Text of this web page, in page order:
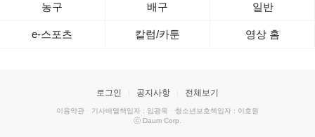
농구 배구 일반
e-스포츠 칼럼/카툰 영상 홈
로그인 공지사항 전체보기
이용약관 · 기사배열책임자 : 임광욱 · 청소년보호책임자 : 이호원
ⓒ Daum Corp.